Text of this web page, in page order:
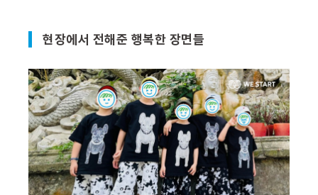
현장에서 전해준 행복한 장면들